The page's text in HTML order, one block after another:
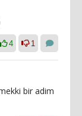
4 1
bir adim